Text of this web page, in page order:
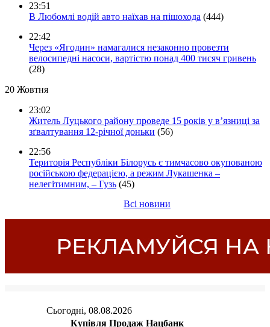
23:51
В Любомлі водій авто наїхав на пішохода (444)
22:42
Через «Ягодин» намагалися незаконно провезти
велосипедні насоси, вартістю понад 400 тисяч гривень
(28)
20 Жовтня
23:02
Житель Луцького району проведе 15 років у в’язниці за
зґвалтування 12-річної доньки (56)
22:56
Територія Республіки Білорусь є тимчасово окупованою
російською федерацією, а режим Лукашенка –
нелегітимним, – Гузь (45)
Всі новини